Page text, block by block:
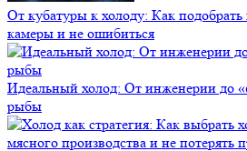
От кубатуры к холоду: Как
камеры и не ошибиться
Идеальный холод: От инженерии до
рыбы